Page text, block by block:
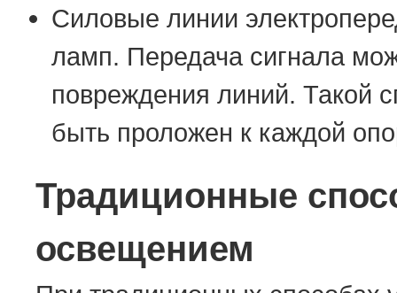
Силовые линии
ламп. Передача сигнала
повреждения линий. Такой
быть проложен к каждой
Традиционные
освещением